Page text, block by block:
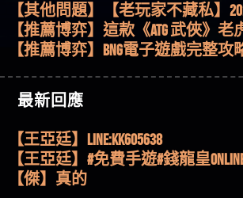
娛樂之旅
【其他問題】【老玩家不藏私】
這樣挑！RTP、波動率和平台安全
【推薦博弈】這款《ATG 武俠》
過才知道什麼叫超過3萬種中獎方
【推薦博弈】BNG電子遊戲完整
51,000倍數玩法攻略，輕鬆稱霸老
【其他問題】「拆解力智投資詐
賴zg369」力智投資是不是詐騙 力
力智投資是詐騙嗎 南部老翁還在
回報獲利 請不要在匯款
【其他問題】 【遇天盛商行詐騙
zg369】天盛商行詐騙 天盛商行是
行是真的嗎 天盛商行是詐騙嗎 被
招教你拿回
【其他問題】 受害者援助賴【
大戶e點靈詐騙痛不欲生 大戶e點
點靈是不是詐騙 大戶e點靈是詐騙
法出金 （大戶e點靈）教你如何規
【其他問題】 弘記投資詐騙持續
費討回資金賴zg369】弘記投資是
是不是詐騙 弘記投資是真的嗎 被
【其他問題】 被騙追回賴【zg369】
詐騙手法欺詐群眾 KnTop是真的嗎
【其他問題】機台運算專案詐騙
最新回應
【傑】推代理真的好相處
回答
【王亞廷】LINE:kK605638
【王亞廷】#免費手遊#錢龍皇
【傑】真的